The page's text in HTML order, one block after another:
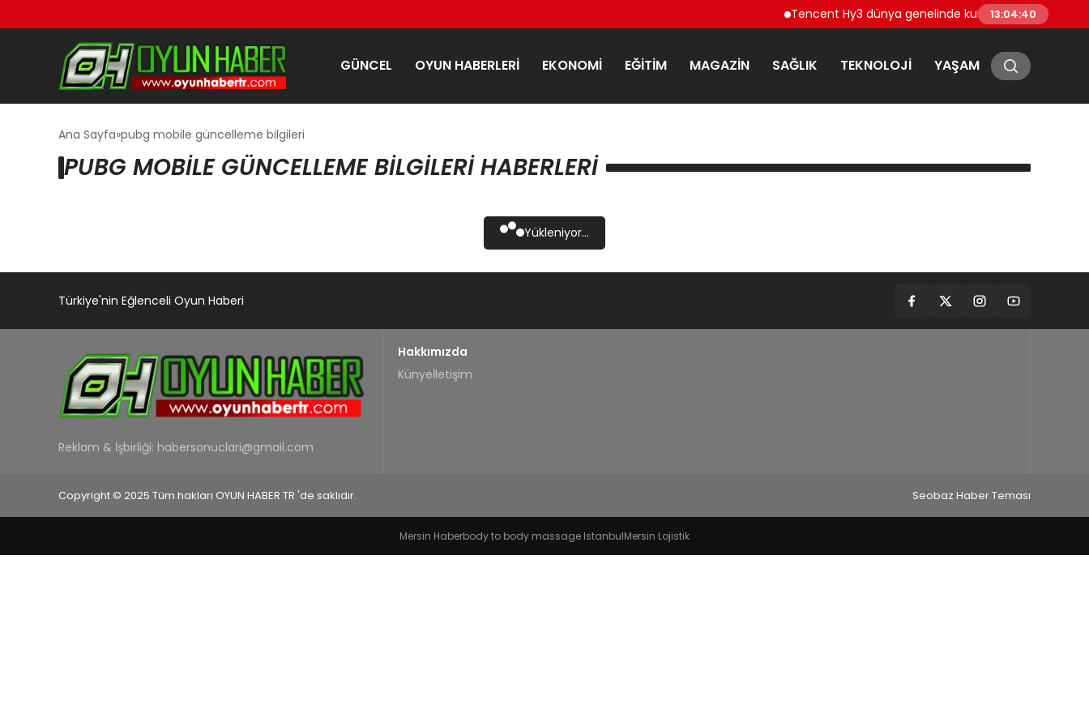
Tencent Hy3 dünya genelinde kullanıma sunuldu
13:04:40
GÜNCEL OYUN HABERLERI EKONOMI EĞITIM MAGAZIN SAĞLIK TEKNOLOJI YAŞAM
Ana Sayfa pubg mobile güncelleme bilgileri
PUBG MOBILE GÜNCELLEME BILGILERI HABERLERI
Yükleniyor...
Türkiye'nin Eğlenceli Oyun Haberi
Reklam & İşbirliği: habersonuclari@gmail.com
Hakkımızda
Künyeİletişim
Copyright © 2025 Tüm hakları OYUN HABER TR 'de saklıdır. Seobaz Haber Teması
Mersin Haberbody to body massage IstanbulMersin Lojistik